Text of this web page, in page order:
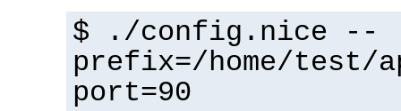
$ ./config.nice --
prefix=/home/test/
port=90